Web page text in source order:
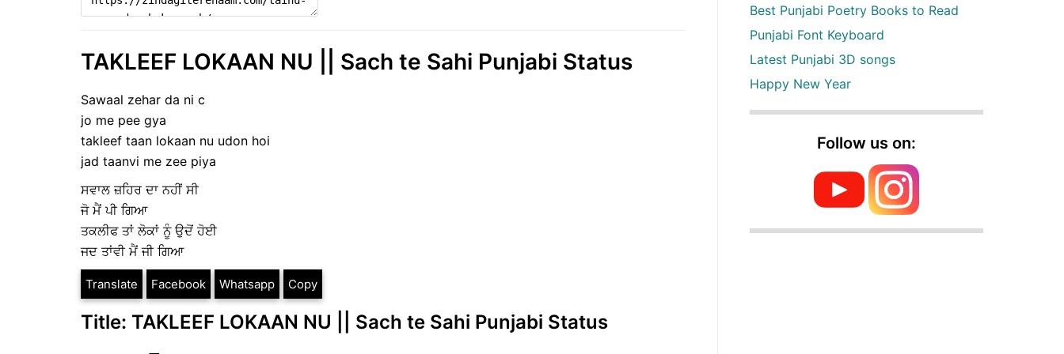
TAKLEEF LOKAAN NU || Sach te Sahi Punjabi Status
Sawaal zehar da ni c
jo me pee gya
takleef taan lokaan nu udon hoi
jad taanvi me zee piya
ਸਵਾਲ ਜ਼ਹਿਰ ਦਾ ਨਹੀਂ ਸੀ
ਜੋ ਮੈਂ ਪੀ ਗਿਆ
ਤਕਲੀਫ ਤਾਂ ਲੋਕਾਂ ਨੂੰ ਉਦੋਂ ਹੋਈ
ਜਦ ਤਾਂਵੀ ਮੈਂ ਜੀ ਗਿਆ
Translate Facebook Whatsapp Copy
Title: TAKLEEF LOKAAN NU || Sach te Sahi Punjabi Status
Best Punjabi Poetry Books to Read
Punjabi Font Keyboard
Latest Punjabi 3D songs
Happy New Year
Follow us on: